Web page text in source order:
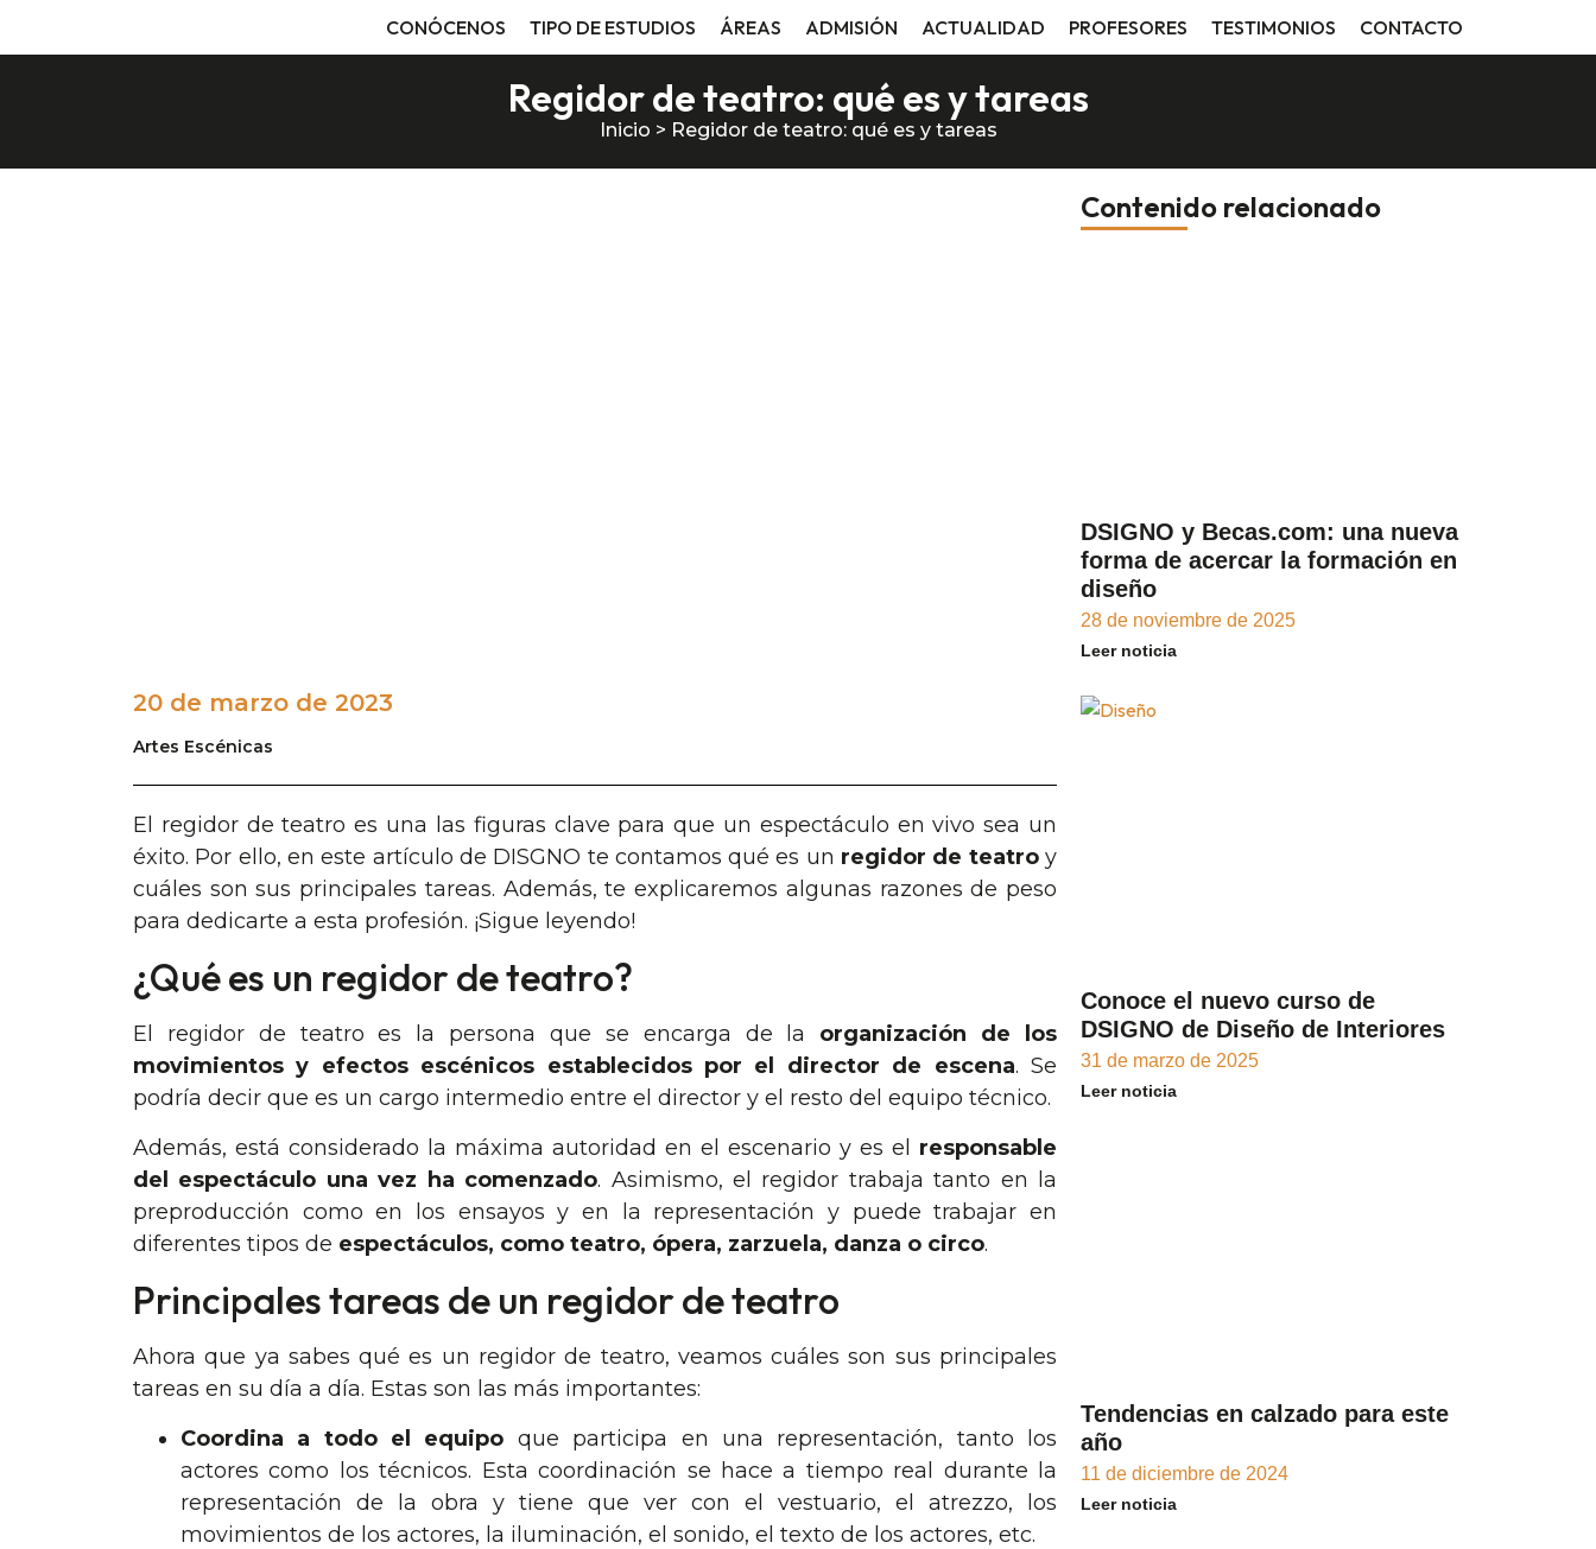
CONÓCENOS TIPO DE ESTUDIOS ÁREAS ADMISIÓN ACTUALIDAD PROFESORES TESTIMONIOS CONTACTO
Regidor de teatro: qué es y tareas
Inicio > Regidor de teatro: qué es y tareas
20 de marzo de 2023
Artes Escénicas
El regidor de teatro es una las figuras clave para que un espectáculo en vivo sea un
éxito. Por ello, en este artículo de DISGNO te contamos qué es un regidor de teatroy
cuáles son sus principales tareas. Además, te explicaremos algunas razones de peso
para dedicarte a esta profesión. ¡Sigue leyendo!
¿Qué es un regidor de teatro?
El regidor de teatro es la persona que se encarga de la organización de los
movimientos y efectos escénicos establecidos por el director de escena. Se
podría decir que es un cargo intermedio entre el director y el resto del equipo técnico.
Además, está considerado la máxima autoridad en el escenario y es el responsable
del espectáculo una vez ha comenzado. Asimismo, el regidor trabaja tanto en la
preproducción como en los ensayos y en la representación y puede trabajar en
diferentes tipos de espectáculos, como teatro, ópera, zarzuela, danza o circo.
Principales tareas de un regidor de teatro
Ahora que ya sabes qué es un regidor de teatro, veamos cuáles son sus principales
tareas en su día a día. Estas son las más importantes:
Coordina a todo el equipo que participa en una representación, tanto los
actores como los técnicos. Esta coordinación se hace a tiempo real durante la
representación de la obra y tiene que ver con el vestuario, el atrezzo, los
movimientos de los actores, la iluminación, el sonido, el texto de los actores, etc.
Contenido relacionado
DSIGNO y Becas.com: una nueva
forma de acercar la formación en
diseño
28 de noviembre de 2025
Leer noticia
Conoce el nuevo curso de
DSIGNO de Diseño de Interiores
31 de marzo de 2025
Leer noticia
Tendencias en calzado para este
año
11 de diciembre de 2024
Leer noticia